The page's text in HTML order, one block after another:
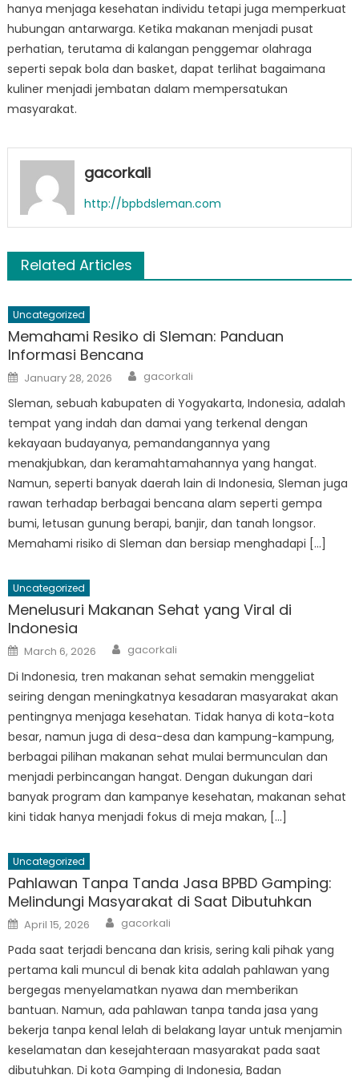
hanya menjaga kesehatan individu tetapi juga memperkuat
hubungan antarwarga. Ketika makanan menjadi pusat
perhatian, terutama di kalangan penggemar olahraga
seperti sepak bola dan basket, dapat terlihat bagaimana
kuliner menjadi jembatan dalam mempersatukan
masyarakat.
gacorkali
http://bpbdsleman.com
Related Articles
Uncategorized
Memahami Resiko di Sleman: Panduan
Informasi Bencana
Posted
on
January 28, 2026 Author
gacorkali
Sleman, sebuah kabupaten di Yogyakarta, Indonesia, adalah
tempat yang indah dan damai yang terkenal dengan
kekayaan budayanya, pemandangannya yang
menakjubkan, dan keramahtamahannya yang hangat.
Namun, seperti banyak daerah lain di Indonesia, Sleman juga
rawan terhadap berbagai bencana alam seperti gempa
bumi, letusan gunung berapi, banjir, dan tanah longsor.
Memahami risiko di Sleman dan bersiap menghadapi […]
Uncategorized
Menelusuri Makanan Sehat yang Viral di
Indonesia
Posted
on
March 6, 2026 Author
gacorkali
Di Indonesia, tren makanan sehat semakin menggeliat
seiring dengan meningkatnya kesadaran masyarakat akan
pentingnya menjaga kesehatan. Tidak hanya di kota-kota
besar, namun juga di desa-desa dan kampung-kampung,
berbagai pilihan makanan sehat mulai bermunculan dan
menjadi perbincangan hangat. Dengan dukungan dari
banyak program dan kampanye kesehatan, makanan sehat
kini tidak hanya menjadi fokus di meja makan, […]
Uncategorized
Pahlawan Tanpa Tanda Jasa BPBD Gamping:
Melindungi Masyarakat di Saat Dibutuhkan
Posted
on
April 15, 2026 Author
gacorkali
Pada saat terjadi bencana dan krisis, sering kali pihak yang
pertama kali muncul di benak kita adalah pahlawan yang
bergegas menyelamatkan nyawa dan memberikan
bantuan. Namun, ada pahlawan tanpa tanda jasa yang
bekerja tanpa kenal lelah di belakang layar untuk menjamin
keselamatan dan kesejahteraan masyarakat pada saat
dibutuhkan. Di kota Gamping di Indonesia, Badan